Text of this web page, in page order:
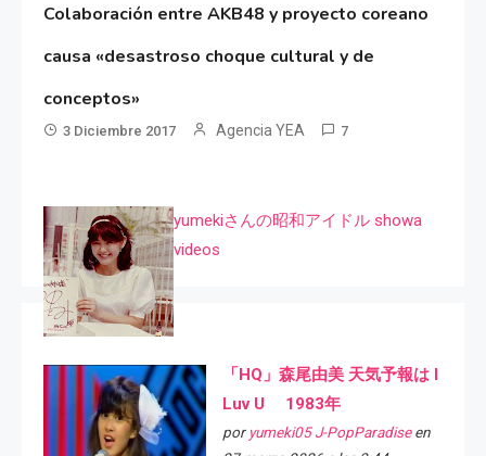
Colaboración entre AKB48 y proyecto coreano
causa «desastroso choque cultural y de
conceptos»
3 Diciembre 2017 Agencia YEA 7
yumekiさんの昭和アイドル showa
videos
「HQ」森尾由美 天気予報は I
Luv U 1983年
por yumeki05 J-PopParadiseen